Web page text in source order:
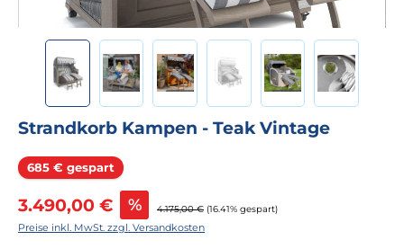
Strandkorb Kampen - Teak Vintage
685 € gespart Rabatt
Verkaufspreis:
3.490,00 € % Regulärer Preis:
4.175,00 € (16.41% gespart)
Preise inkl. MwSt. zzgl. Versandkosten